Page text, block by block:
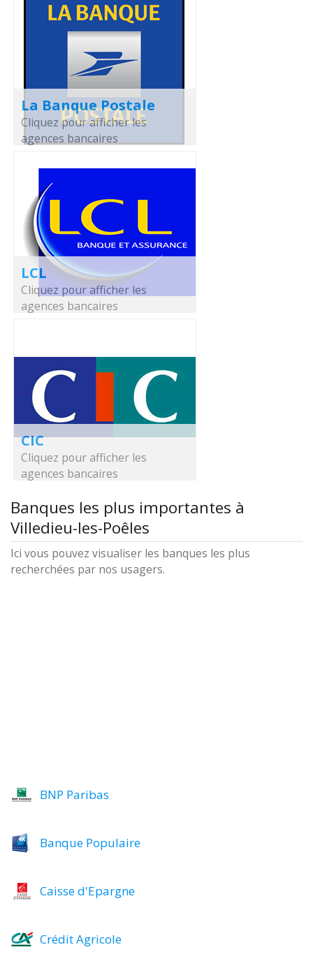
La Banque Postale
Cliquez pour afficher les
agences bancaires
LCL
Cliquez pour afficher les
agences bancaires
CIC
Cliquez pour afficher les
agences bancaires
Banques les plus importantes à
Villedieu-les-Poêles
Ici vous pouvez visualiser les banques les plus
recherchées par nos usagers.
BNP Paribas
Banque Populaire
Caisse d'Epargne
Crédit Agricole